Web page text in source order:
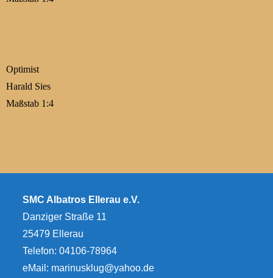
Optimist
Harald Sies
Maßstab 1:4
SMC Albatros Ellerau e.V.
Danziger Straße 11
25479 Ellerau
Telefon: 04106-78964
eMail: marinusklug@yahoo.de